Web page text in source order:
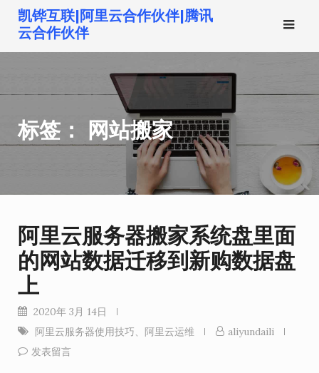
到
凯铧互联|阿里云合作伙伴|腾讯
云合作伙伴
标签： 网站搬家
阿里云服务器搬家系统盘里面
的网站数据迁移到新购数据盘
上
2020年 3月 14日
阿里云服务器使用技巧、 阿里云运维
aliyundaili
发表留言